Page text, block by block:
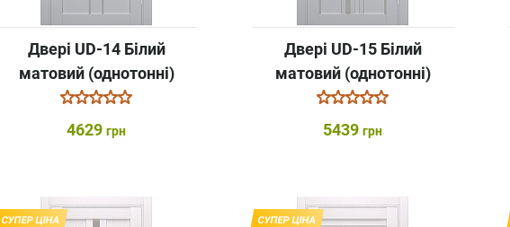
Двері UD-14 Білий
матовий (однотонні)
4629грн
Двері UD-15 Білий
матовий (однотонні)
5439грн
СУПЕР ЦІНА СУПЕР ЦІНА